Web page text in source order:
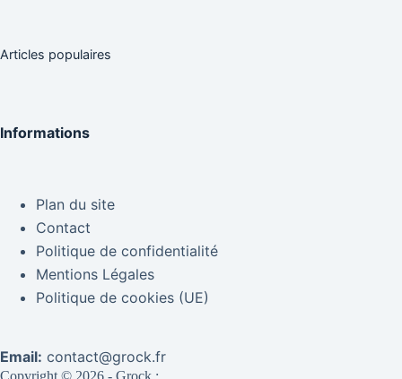
Articles populaires
Informations
Plan du site
Contact
Politique de confidentialité
Mentions Légales
Politique de cookies (UE)
Email: contact@grock.fr